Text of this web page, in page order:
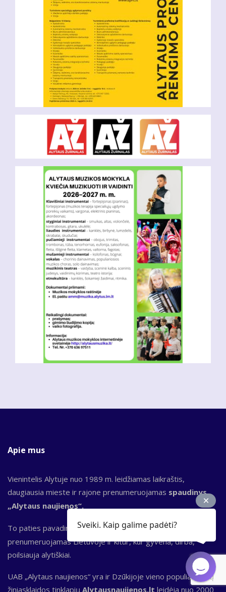
Apie mus
Vienintelis Alytuje nuo 1989 m. leidžiamas laikraštis,
daugiausia mieste ir rajone prenumeruojamas spaudinys
„Alytaus naujienos“.
To paties pavadinimo bendrovė leidžia ir el. laikraštį,
prenumeruojamas Lietuvoje ir kitur, kur gyvena, dirba,
poilsiauja alytiškiai.
UAB „Alytaus naujienos“ yra ir Dzūkijoje vieno populiariausių
žiniasklaidos tinklapių Alytausnaujienos.lt leidėja nuo 2000
Sveiki. Kaip galime padėti?